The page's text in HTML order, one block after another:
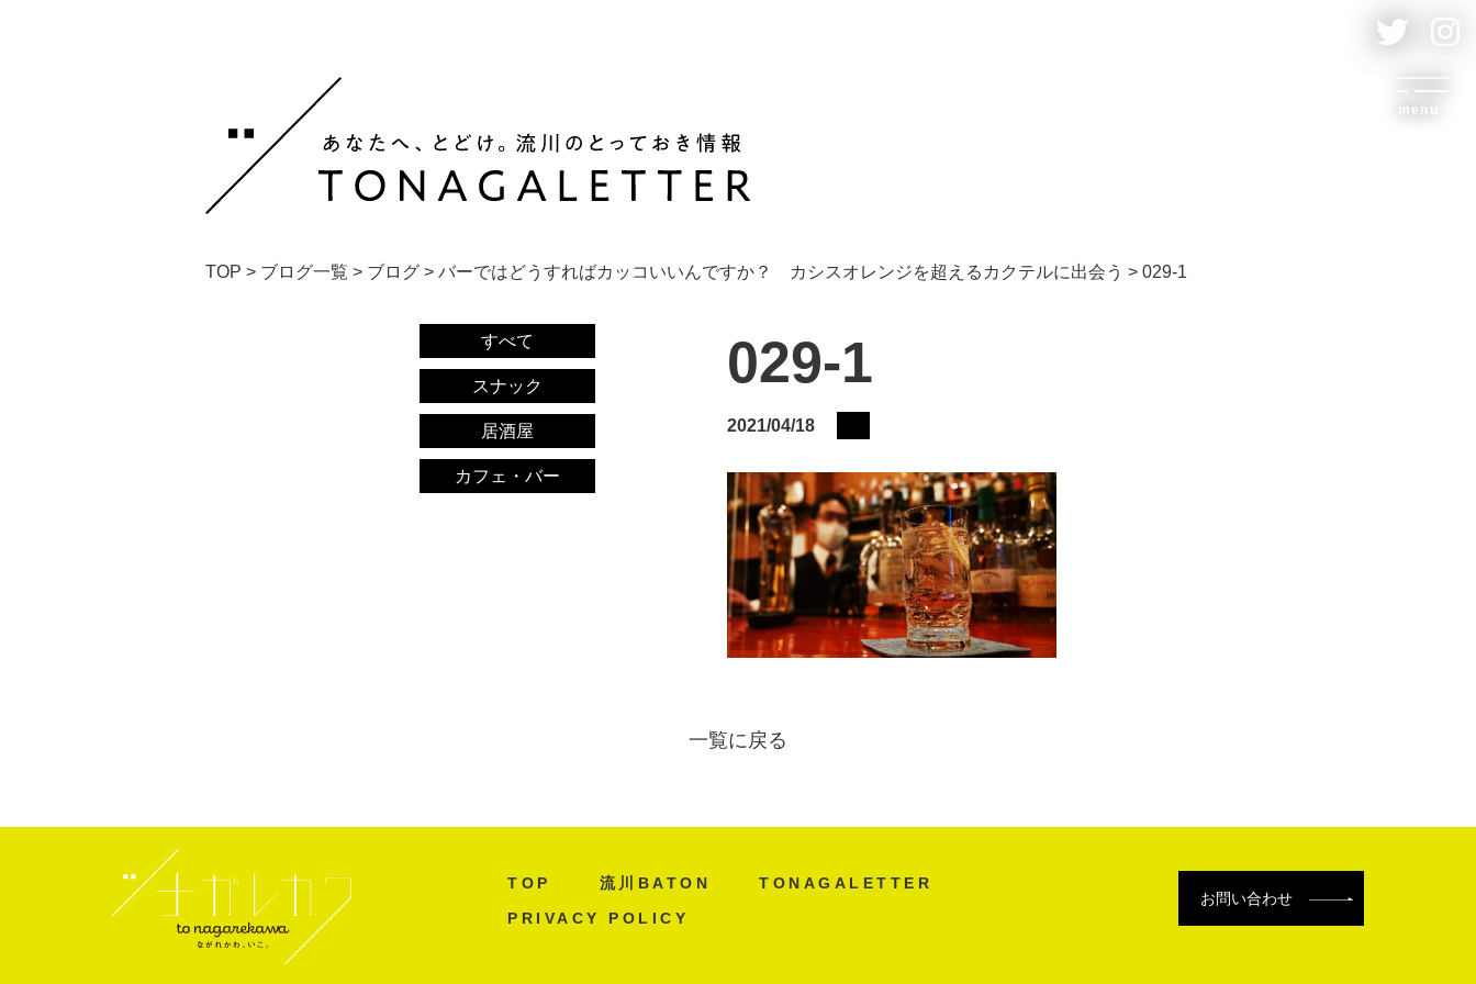
menu
TOP > ブログ一覧 > ブログ > バーではどうすればカッコいいんですか？ カシスオレンジを超えるカクテルに出会う > 029-1
すべて
スナック
居酒屋
カフェ・バー
029-1
2021/04/18
一覧に戻る
TOP 流川BATON
TONAGALETTER
PRIVACY POLICY
お問い合わせ